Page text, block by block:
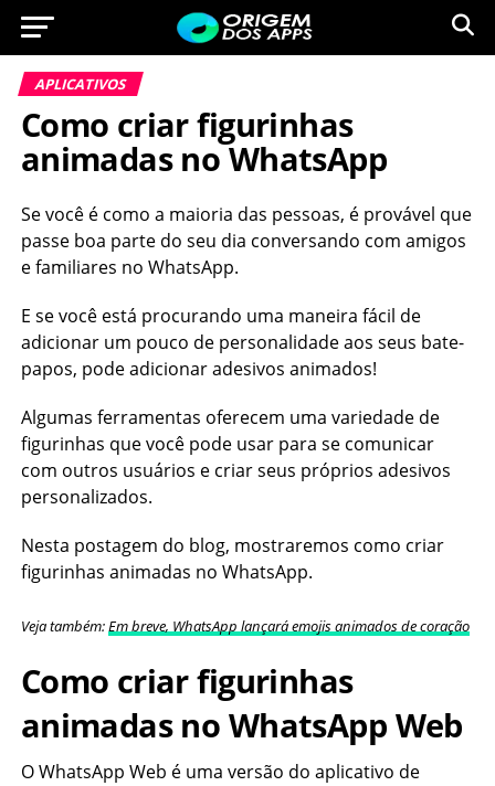
APLICATIVOS
Como criar figurinhas
animadas no WhatsApp
Se você é como a maioria das pessoas, é provável que
passe boa parte do seu dia conversando com amigos
e familiares no WhatsApp.
E se você está procurando uma maneira fácil de
adicionar um pouco de personalidade aos seus bate-
papos, pode adicionar adesivos animados!
Algumas ferramentas oferecem uma variedade de
figurinhas que você pode usar para se comunicar
com outros usuários e criar seus próprios adesivos
personalizados.
Nesta postagem do blog, mostraremos como criar
figurinhas animadas no WhatsApp.
Veja também:Em breve, WhatsApp lançará emojis animados de coração
Como criar figurinhas
animadas no WhatsApp Web
O WhatsApp Web é uma versão do aplicativo de